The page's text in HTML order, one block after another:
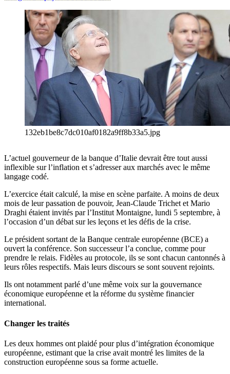
132eb1be8c7dc010af0182a9ff8b33a5.jpg
L’actuel gouverneur de la banque d’Italie devrait être tout aussi
inflexible sur l’inflation et s’adresser aux marchés avec le même
langage codé.
L’exercice était calculé, la mise en scène parfaite. A moins de deux
mois de leur passation de pouvoir, Jean-Claude Trichet et Mario
Draghi étaient invités par l’Institut Montaigne, lundi 5 septembre, à
l’occasion d’un débat sur les leçons et les défis de la crise.
Le président sortant de la Banque centrale européenne (BCE) a
ouvert la conférence. Son successeur l’a conclue, comme pour
prendre le relais. Fidèles au protocole, ils se sont chacun cantonnés à
leurs rôles respectifs. Mais leurs discours se sont souvent rejoints.
Ils ont notamment parlé d’une même voix sur la gouvernance
économique européenne et la réforme du système financier
international.
Changer les traités
Les deux hommes ont plaidé pour plus d’intégration économique
européenne, estimant que la crise avait montré les limites de la
construction européenne sous sa forme actuelle.